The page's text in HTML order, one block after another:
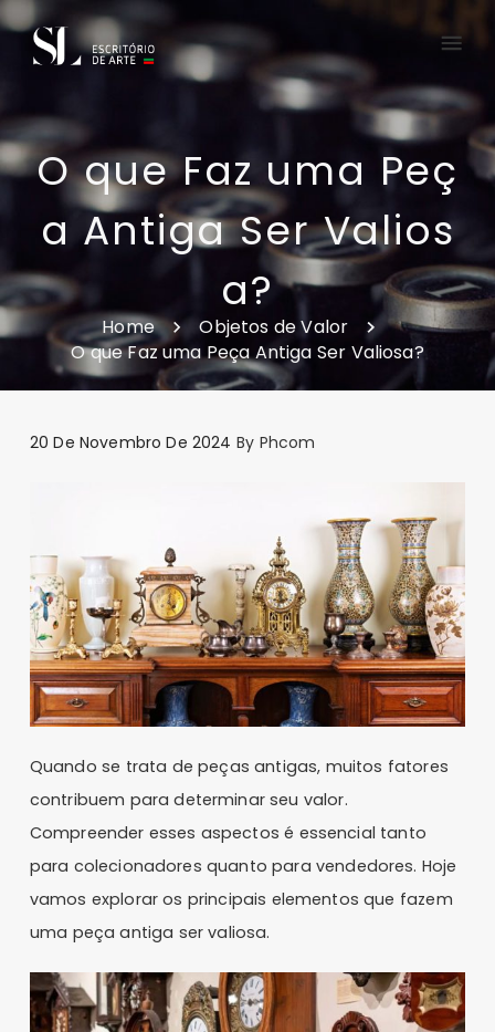
O que Faz uma Peç
a Antiga Ser Valios
a?
Home
Objetos de Valor
O que Faz uma Peça Antiga Ser Valiosa?
20 De Novembro De 2024 By Phcom
Quando se trata de peças antigas, muitos fatores
contribuem para determinar seu valor.
Compreender esses aspectos é essencial tanto
para colecionadores quanto para vendedores. Hoje
vamos explorar os principais elementos que fazem
uma peça antiga ser valiosa.